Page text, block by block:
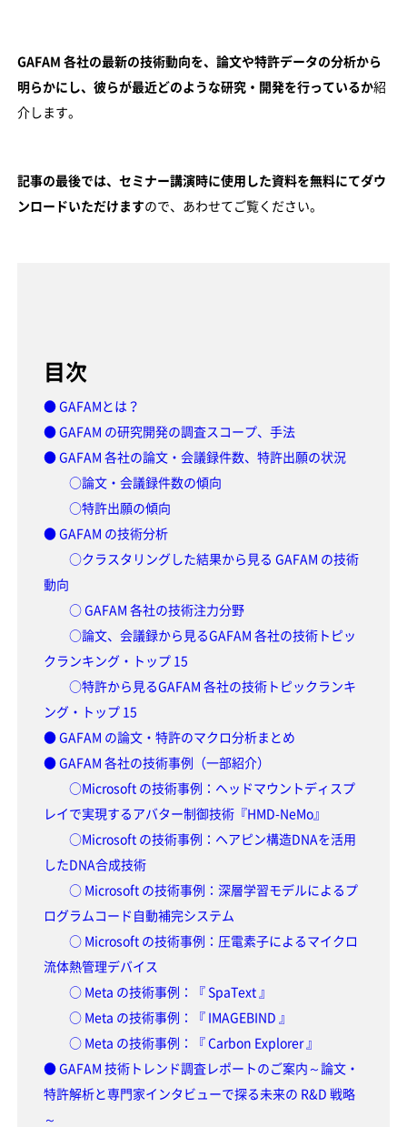
GAFAM 各社の最新の技術動向を、論文や特許データの分析から
明らかにし、彼らが最近どのような研究・開発を行っているか紹
介します。
記事の最後では、セミナー講演時に使用した資料を無料にてダウ
ンロードいただけますので、あわせてご覧ください。
目次
● GAFAMとは？
● GAFAM の研究開発の調査スコープ、手法
● GAFAM 各社の論文・会議録件数、特許出願の状況
○論文・会議録件数の傾向
○特許出願の傾向
● GAFAM の技術分析
○クラスタリングした結果から見る GAFAM の技術
動向
○ GAFAM 各社の技術注力分野
○論文、会議録から見るGAFAM 各社の技術トピッ
クランキング・トップ 15
○特許から見るGAFAM 各社の技術トピックランキ
ング・トップ 15
● GAFAM の論文・特許のマクロ分析まとめ
● GAFAM 各社の技術事例（一部紹介）
○Microsoft の技術事例：ヘッドマウントディスプ
レイで実現するアバター制御技術『HMD-NeMo』
○Microsoft の技術事例：ヘアピン構造DNAを活用
したDNA合成技術
○ Microsoft の技術事例：深層学習モデルによるプ
ログラムコード自動補完システム
○ Microsoft の技術事例：圧電素子によるマイクロ
流体熱管理デバイス
○ Meta の技術事例：『 SpaText 』
○ Meta の技術事例：『 IMAGEBIND 』
○ Meta の技術事例：『 Carbon Explorer 』
● GAFAM 技術トレンド調査レポートのご案内～論文・
特許解析と専門家インタビューで探る未来の R&D 戦略
～